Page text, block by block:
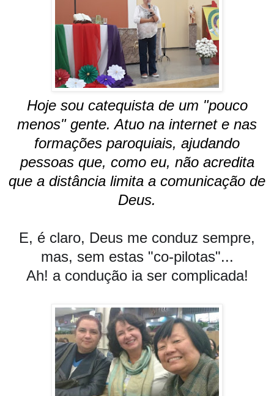
Hoje sou catequista de um "pouco
menos" gente. Atuo na internet e nas
formações paroquiais, ajudando
pessoas que, como eu, não acredita
que a distância limita a comunicação de
Deus.
E, é claro, Deus me conduz sempre,
mas, sem estas "co-pilotas"...
Ah! a condução ia ser complicada!